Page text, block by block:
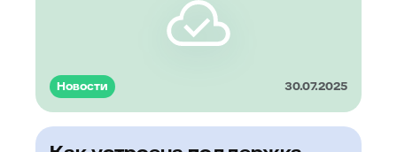
Новости 30.07.2025